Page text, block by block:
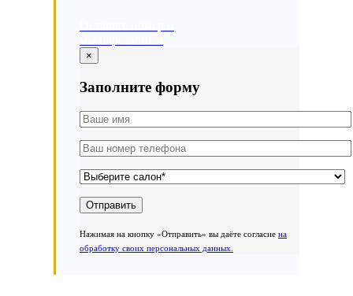
×
Заполните форму
Нажимая на кнопку «Отправить» вы даёте согласие на
обработку своих персональных данных.